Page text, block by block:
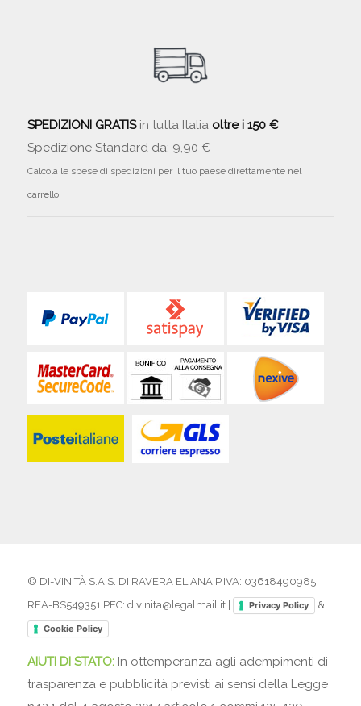
SPEDIZIONI GRATISin tutta Italia oltre i 150 €
Spedizione Standard da: 9,90 €
Calcola le spese di spedizioni per il tuo paese direttamente nel
carrello!
© DI-VINITÀ S.A.S. DI RAVERA ELIANA P.IVA: 03618490985
REA-BS549351 PEC: divinita@legalmail.it |
Privacy Policy &
Cookie Policy
AIUTI DI STATO: In ottemperanza agli adempimenti di
trasparenza e pubblicità previsti ai sensi della Legge